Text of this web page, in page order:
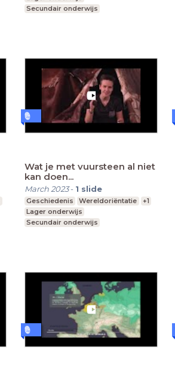
Secundair onderwijs
Wat je met vuursteen al niet
kan doen...
March 2023- 1 slide
Geschiedenis Wereldoriëntatie
+1
Lager onderwijs
Secundair onderwijs